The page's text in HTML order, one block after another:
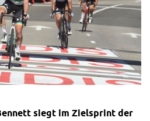
siegt im Zielsprint der